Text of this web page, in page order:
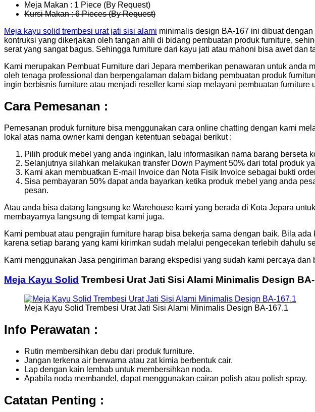
Meja Makan : 1 Piece (By Request)
Kursi Makan : 6 Pieces (By Request)
Meja kayu solid trembesi urat jati sisi alami minimalis design BA-167 ini dibuat
kontruksi yang dikerjakan oleh tangan ahli di bidang pembuatan produk furniture,
serat yang sangat bagus. Sehingga furniture dari kayu jati atau mahoni bisa awet dan
Kami merupakan Pembuat Furniture dari Jepara memberikan penawaran untuk
oleh tenaga professional dan berpengalaman dalam bidang pembuatan produk
ingin berbisnis furniture atau menjadi reseller kami siap melayani pembuatan furniture
Cara Pemesanan :
Pemesanan produk furniture bisa menggunakan cara online chatting dengan kami
lokal atas nama owner kami dengan ketentuan sebagai berikut :
Pilih produk mebel yang anda inginkan, lalu informasikan nama barang berseta
Selanjutnya silahkan melakukan transfer Down Payment 50% dari total produk
Kami akan membuatkan E-mail Invoice dan Nota Fisik Invoice sebagai bukti
Sisa pembayaran 50% dapat anda bayarkan ketika produk mebel yang anda
pesan.
Atau anda bisa datang langsung ke Warehouse kami yang berada di Kota Jepara
membayarnya langsung di tempat kami juga.
Kami pembuat atau pengrajin furniture harap bisa bekerja sama dengan baik. Bila
karena setiap barang yang kami kirimkan sudah melalui pengecekan terlebih dahulu
Kami menggunakan Jasa pengiriman barang ekspedisi yang sudah kami percaya
Meja Kayu Solid Trembesi Urat Jati Sisi Alami Minimalis Design
Meja Kayu Solid Trembesi Urat Jati Sisi Alami Minimalis Design BA-167.1
Info Perawatan :
Rutin membersihkan debu dari produk furniture.
Jangan terkena air berwarna atau zat kimia berbentuk cair.
Lap dengan kain lembab untuk membersihkan noda.
Apabila noda membandel, dapat menggunakan cairan polish atau polish spray.
Catatan Penting :